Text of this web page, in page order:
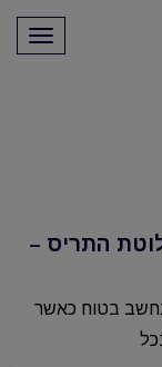
התריס –
נחשב בטוח כאשר